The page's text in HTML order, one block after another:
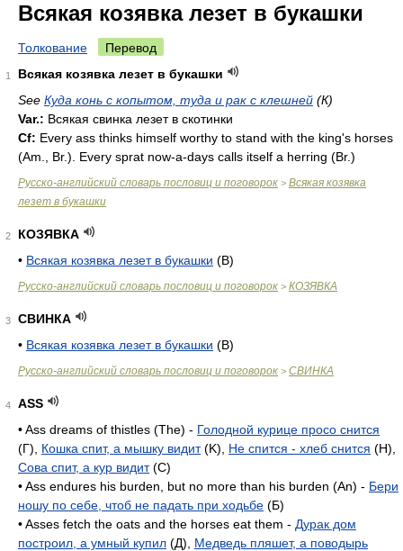
Всякая козявка лезет в букашки
Толкование Перевод
1
Всякая козявка лезет в букашки
See Куда конь с копытом, туда и рак с клешней (К)
Var.: Всякая свинка лезет в скотинки
Cf: Every ass thinks himself worthy to stand with the king's horses
(Am. Br.). Every sprat now-a-days calls itself a herring (Br.)
Русско-английский словарь пословиц и поговорок > Всякая козявка
лезет в букашки
2
КОЗЯВКА
• Всякая козявка лезет в букашки (В)
Русско-английский словарь пословиц и поговорок > КОЗЯВКА
3
СВИНКА
• Всякая козявка лезет в букашки (В)
Русско-английский словарь пословиц и поговорок > СВИНКА
4
ASS
• Ass dreams of thistles (The) - Голодной курице просо снится
(Г), Кошка спит, а мышку видит(K), Не спится - хлеб снится (H),
Сова спит, а кур видит(C)
• Ass endures his burden, but no more than his burden (An) - Бери
ношу по себе, чтоб не падать при ходьбе (Б)
• Asses fetch the oats and the horses eat them - Дурак дом
построил, а умный купил (Д), Медведь пляшет, а поводырь